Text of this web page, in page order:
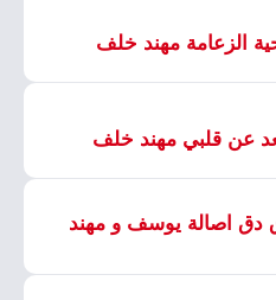
الزعامة مهند خلف
عن قلبي مهند خلف
دق اصالة يوسف و مهند